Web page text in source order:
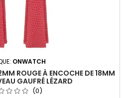
ONWATCH
ROUGE À ENCOCHE DE 18MM
GAUFRÉ LÉZARD
(0)